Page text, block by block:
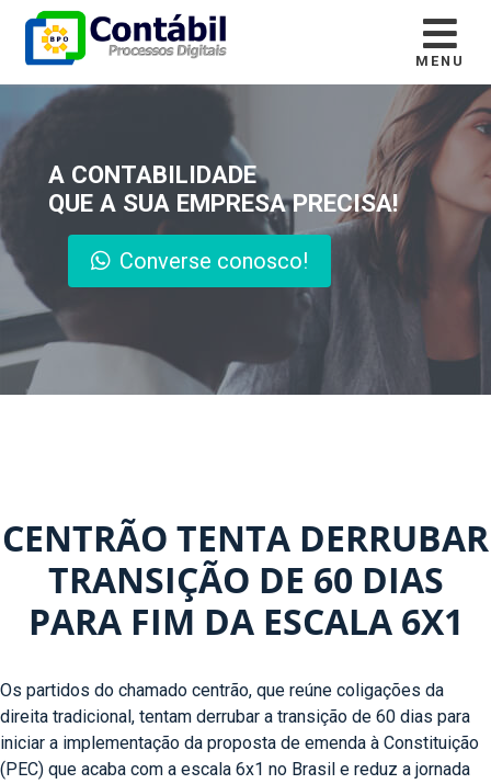
MENU
A CONTABILIDADE
QUE A SUA EMPRESA PRECISA!
Converse conosco!
CENTRÃO TENTA DERRUBAR
TRANSIÇÃO DE 60 DIAS
PARA FIM DA ESCALA 6X1
Os partidos do chamado centrão, que reúne coligações da
direita tradicional, tentam derrubar a transição de 60 dias para
iniciar a implementação da proposta de emenda à Constituição
(PEC) que acaba com a escala 6x1 no Brasil e reduz a jornada